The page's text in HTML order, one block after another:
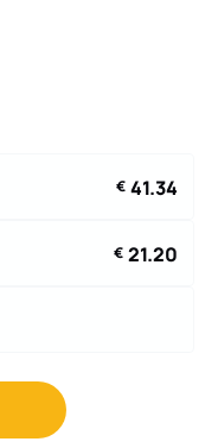
€ 41.34
€ 21.20